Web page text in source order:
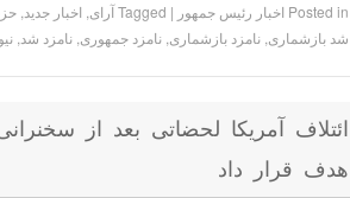
Posted in اخبار رئیس جمهور |
Taggedآرای اخبار جدید ,
شد بازشماری ,نامزد بازشماری ,نامزد جمهوری ,نامزد شد ,
ائتلاف آمریکا لحضاتی بعد از
هدف قرار داد